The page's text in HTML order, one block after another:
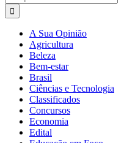
resultados
para:
A Sua Opinião
Agricultura
Beleza
Bem-estar
Brasil
Ciências e Tecnologia
Classificados
Concursos
Economia
Edital